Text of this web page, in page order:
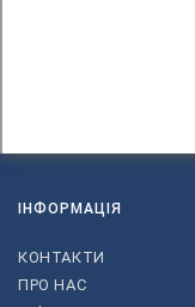
ІНФОРМАЦІЯ
КОНТАКТИ
ПРО НАС